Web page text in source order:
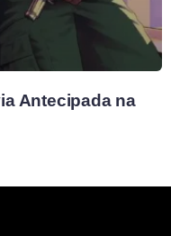
Antecipada na